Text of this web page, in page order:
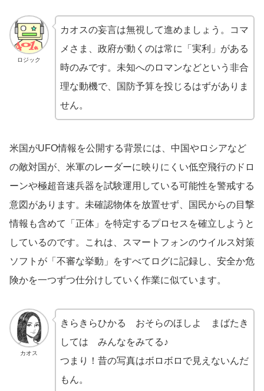
ロジック
カオスの妄言は無視して進めましょう。コマ
メさま、政府が動くのは常に「実利」がある
時のみです。未知へのロマンなどという非合
理な動機で、国防予算を投じるはずがありま
せん。
米国がUFO情報を公開する背景には、中国やロシアなど
の敵対国が、米軍のレーダーに映りにくい低空飛行のドロ
ーンや極超音速兵器を試験運用している可能性を警戒する
意図があります。未確認物体を放置せず、国民からの目撃
情報も含めて「正体」を特定するプロセスを確立しようと
しているのです。これは、スマートフォンのウイルス対策
ソフトが「不審な挙動」をすべてログに記録し、安全か危
険かを一つずつ仕分けしていく作業に似ています。
カオス
きらきらひかる おそらのほしよ まばたき
しては みんなをみてる♪
つまり！昔の写真はボロボロで見えないんだ
もん。